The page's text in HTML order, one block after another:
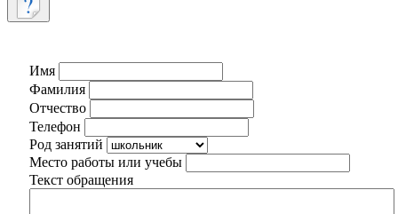
Имя
Фамилия
Отчество
Телефон
Род занятий
Место работы или учебы
Текст обращения